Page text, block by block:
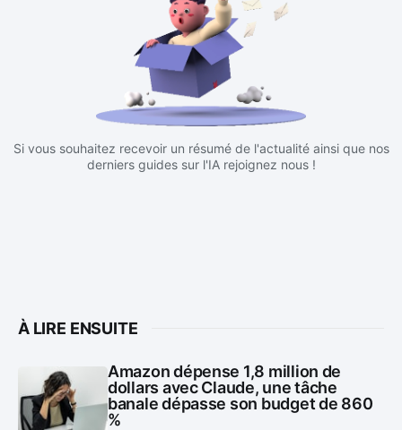
Si vous souhaitez recevoir un résumé de l'actualité ainsi que nos
derniers guides sur l'IA rejoignez nous !
À LIRE ENSUITE
Amazon dépense 1,8 million de
dollars avec Claude, une tâche
banale dépasse son budget de 860
%